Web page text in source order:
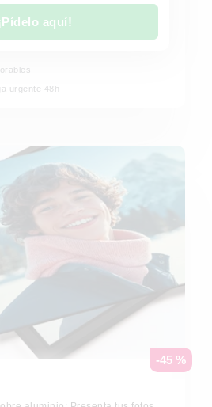
aquí!
urgente 48h
-45 %